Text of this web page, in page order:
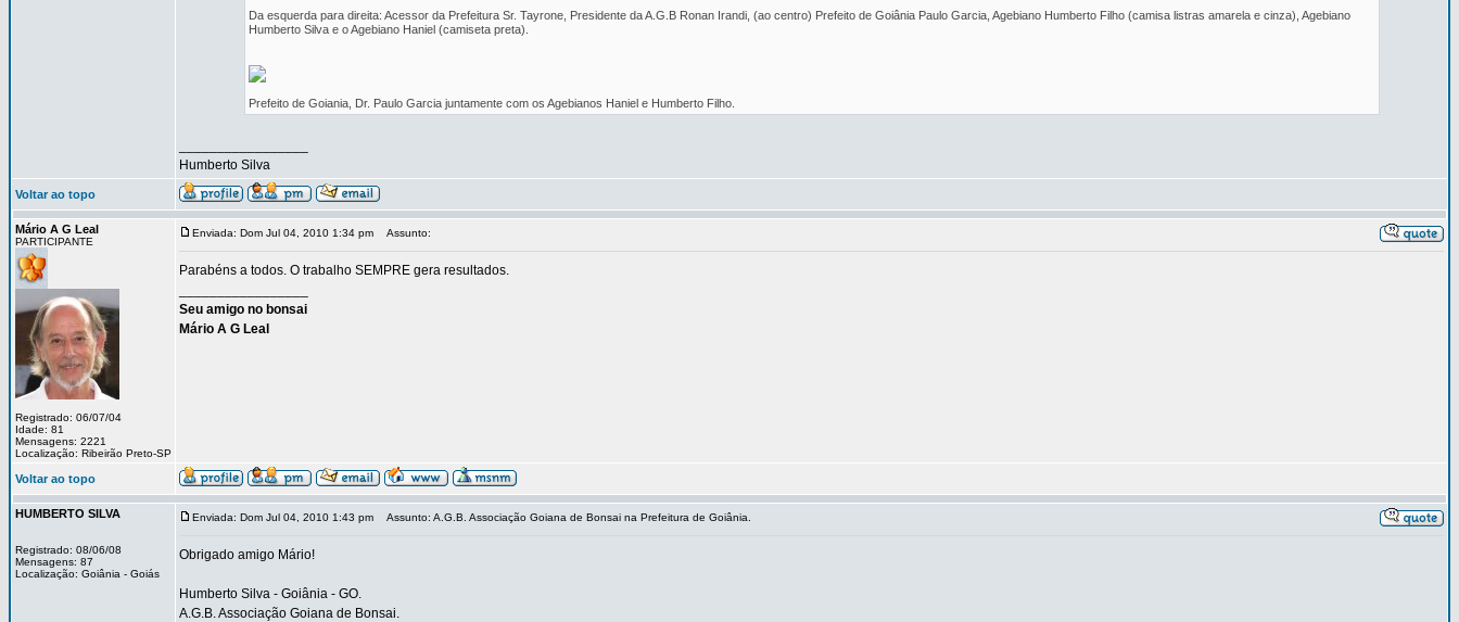
Da esquerda para direita: Acessor da Prefeitura Sr. Tayrone, Presidente da A.G.B Ronan Irandi, (ao centro) Prefeito de Goiânia Paulo Garcia, Agebiano Humberto Filho (camisa listras amarela e cinza), Agebiano
Humberto Silva e o Agebiano Haniel (camiseta preta).
Prefeito de Goiania, Dr. Paulo Garcia juntamente com os Agebianos Haniel e Humberto Filho.
Humberto Silva
Voltar ao topo
Mário A G Leal
PARTICIPANTE
Registrado: 06/07/04
Idade: 81
Mensagens: 2221
Localização: Ribeirão Preto-SP
Enviada: Dom Jul 04, 2010 1:34 pm Assunto:
Parabéns a todos. O trabalho SEMPRE gera resultados.
Seu amigo no bonsai
Mário A G Leal
Voltar ao topo
HUMBERTO SILVA
Registrado: 08/06/08
Mensagens: 87
Localização: Goiânia - Goiás
Enviada: Dom Jul 04, 2010 1:43 pm Assunto: A.G.B. Associação Goiana de Bonsai na Prefeitura de Goiânia.
Obrigado amigo Mário!
Humberto Silva - Goiânia - GO.
A.G.B. Associação Goiana de Bonsai.